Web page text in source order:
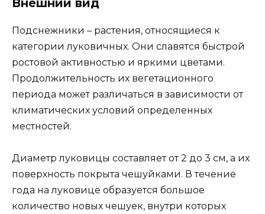
Подснежники – растения, относящиеся к
категории луковичных. Они славятся быстрой
ростовой активностью и яркими цветами.
Продолжительность их вегетационного
периода может различаться в зависимости от
климатических условий определенных
местностей.
Диаметр луковицы составляет от 2 до 3 см, а их
поверхность покрыта чешуйками. В течение
года на луковице образуется большое
количество новых чешуек, внутри которых